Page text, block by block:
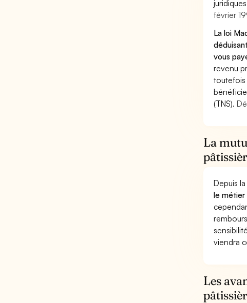
février
La loi
vous
revenu
toutefois
(TNS).
La
Depuis
le métier
viendra
Les